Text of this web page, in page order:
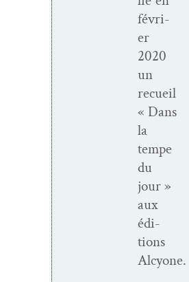
févri­
er
2020
un
recueil
« Dans
la
tempe
du
jour »
aux
édi­
tions
Alcyone.